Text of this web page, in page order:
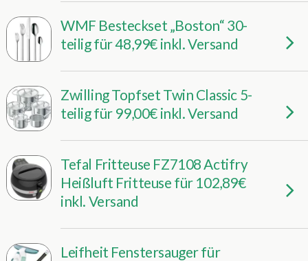
WMF Besteckset „Boston“ 30-
teilig für 48,99€ inkl. Versand
Zwilling Topfset Twin Classic 5-
teilig für 99,00€ inkl. Versand
Tefal Fritteuse FZ7108 Actifry
Heißluft Fritteuse für 102,89€
inkl. Versand
Leifheit Fenstersauger für